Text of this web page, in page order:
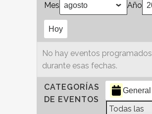
Mes Año
Hoy
No hay eventos programados
durante esas fechas.
CATEGORÍAS
DE EVENTOS
General
Todas las